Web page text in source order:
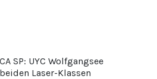
SP: UYC Wolfgangsee
Laser-Klassen